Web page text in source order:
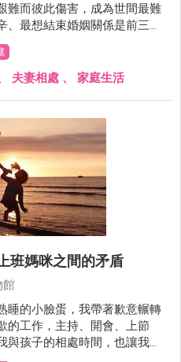
難而彼此傷害，成為世間最難
、最想結束婚姻關係是前三
，我的育兒和婚姻之路走到如
海闊天空，而是關關難還是要
夫妻相處 、 家庭生活
班媽咪之間的矛盾
館
睡的小臉蛋，我帶著歉意輾轉
的工作，主持、開會、上節
孩子的相處時間，也讓我的